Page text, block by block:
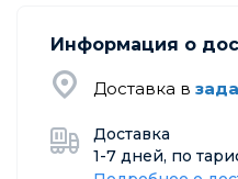
Информация о
Доставка в
Доставка
1-7 дней, по